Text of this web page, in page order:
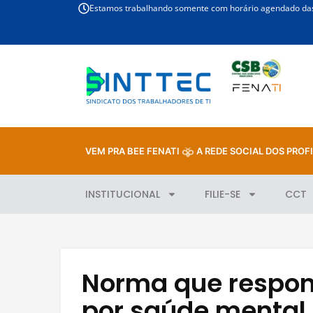
Estamos trabalhando somente com horário agendado
VEM PRA BEE FENATI A REDE SOCIAL DOS
INSTITUCIONAL FILIE-SE CCT
Norma que